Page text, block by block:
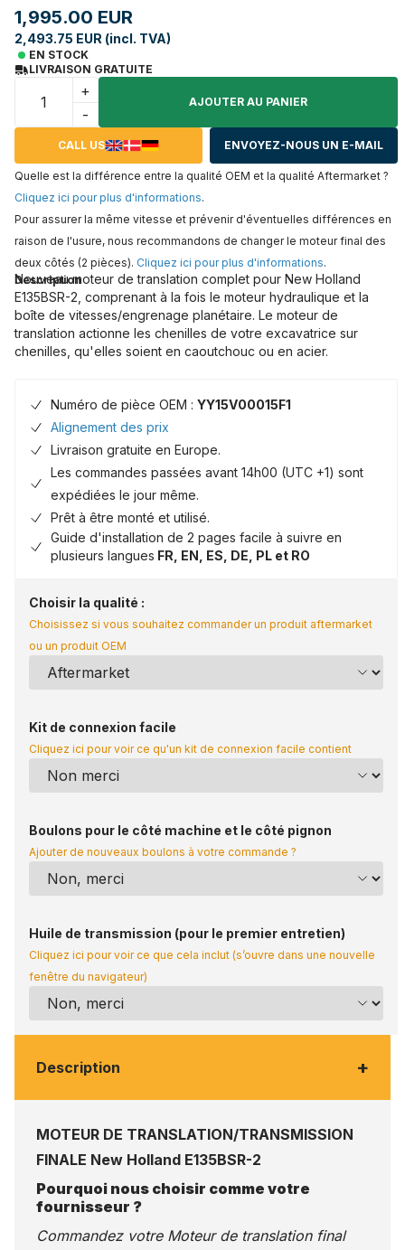
1,995.00 EUR
2,493.75 EUR (incl. TVA)
EN STOCK
LIVRAISON GRATUITE
+
-
AJOUTER AU PANIER
CALL US ENVOYEZ-NOUS UN E-MAIL
Quelle est la différence entre la qualité OEM et la qualité Aftermarket ?
Cliquez ici pour plus d'informations.
Pour assurer la même vitesse et prévenir d'éventuelles différences en
raison de l'usure, nous recommandons de changer le moteur final des
deux côtés (2 pièces). Cliquez ici pour plus d'informations.
Description
Nouveau moteur de translation complet pour New Holland
E135BSR-2, comprenant à la fois le moteur hydraulique et la
boîte de vitesses/engrenage planétaire. Le moteur de
translation actionne les chenilles de votre excavatrice sur
chenilles, qu'elles soient en caoutchouc ou en acier.
Numéro de pièce OEM : YY15V00015F1
Alignement des prix
Livraison gratuite en Europe.
Les commandes passées avant 14h00 (UTC +1) sont
expédiées le jour même.
Prêt à être monté et utilisé.
Guide d'installation de 2 pages facile à suivre en
plusieurs langues FR, EN, ES, DE, PL et RO
Choisir la qualité :
Choisissez si vous souhaitez commander un produit aftermarket
ou un produit OEM
Kit de connexion facile
Cliquez ici pour voir ce qu'un kit de connexion facile contient
Boulons pour le côté machine et le côté pignon
Ajouter de nouveaux boulons à votre commande ?
Huile de transmission (pour le premier entretien)
Cliquez ici pour voir ce que cela inclut (s’ouvre dans une nouvelle
fenêtre du navigateur)
Description +
MOTEUR DE TRANSLATION/TRANSMISSION
FINALE New Holland E135BSR-2
Pourquoi nous choisir comme votre
fournisseur ?
Commandez votre Moteur de translation final